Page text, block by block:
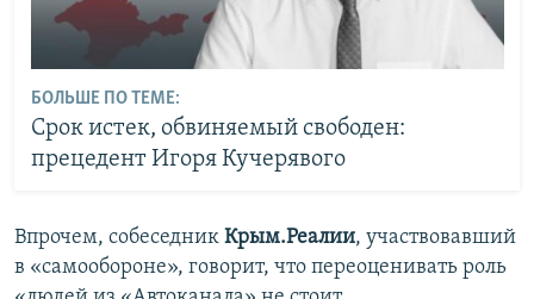
БОЛЬШЕ ПО ТЕМЕ:
Срок истек, обвиняемый свободен:
прецедент Игоря Кучерявого
Впрочем, собеседник Крым.Реалии, участвовавший
в «самообороне», говорит, что переоценивать роль